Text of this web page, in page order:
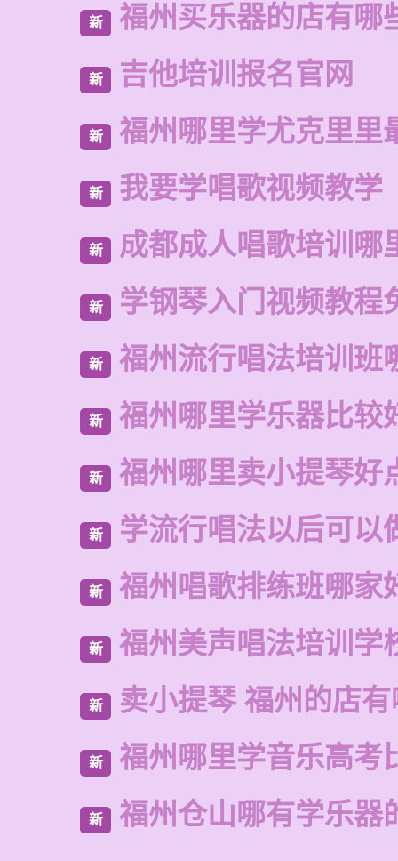
新 福州买乐器的店有哪
新 吉他培训报名官网
新 福州哪里学尤克里里
新 我要学唱歌视频教学
新 成都成人唱歌培训哪
新 学钢琴入门视频教程
新 福州流行唱法培训班
新 福州哪里学乐器比较
新 福州哪里卖小提琴好
新 学流行唱法以后可以
新 福州唱歌排练班哪家
新 福州美声唱法培训学
新 卖小提琴 福州的店
新 福州哪里学音乐高考
新 福州仓山哪有学乐器